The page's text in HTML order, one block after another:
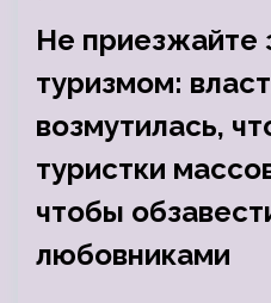
Не приезжайте
туризмом:
возмутилась,
туристки
чтобы
любовниками